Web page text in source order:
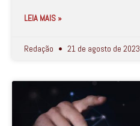
LEIA MAIS »
Redação 21 de agosto de 2023